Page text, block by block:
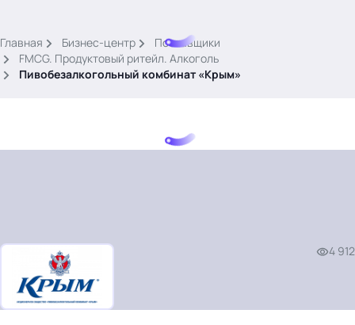
картина дня
темы
новости
материалы
Главная Бизнес-центр
Поставщики
FMCG. Продуктовый ритейл. Алкоголь
Пивобезалкогольный комбинат «Крым»
4 912